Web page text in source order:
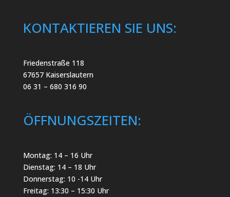
KONTAKTIEREN SIE UNS:
Friedenstraße 118
67657 Kaiserslautern
06 31 – 680 316 90
ÖFFNUNGSZEITEN:
Montag: 14 – 16 Uhr
Dienstag: 14 – 18 Uhr
Donnerstag: 10 -14 Uhr
Freitag: 13:30 – 15:30 Uhr